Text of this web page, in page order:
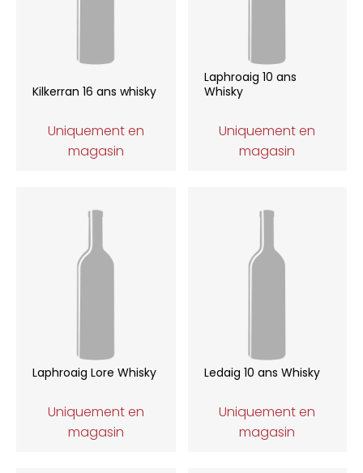
Kilkerran 16 ans whisky
Uniquement en
magasin
Laphroaig 10 ans
Whisky
Uniquement en
magasin
Laphroaig Lore Whisky
Uniquement en
magasin
Ledaig 10 ans Whisky
Uniquement en
magasin